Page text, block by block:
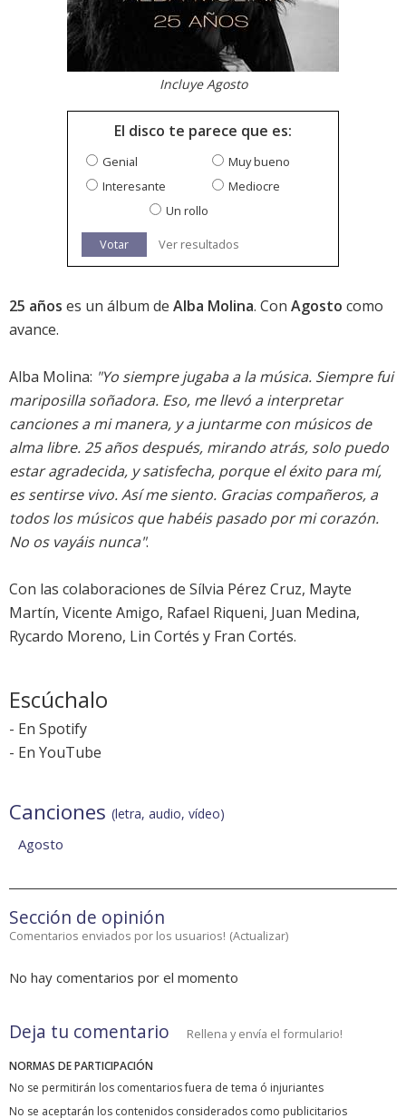
Incluye Agosto
El disco te parece que es:
Genial
Muy bueno
Interesante
Mediocre
Un rollo
Votar Ver resultados
25 años es un álbum de Alba Molina. Con Agosto como
avance.
Alba Molina: "Yo siempre jugaba a la música. Siempre fui
mariposilla soñadora. Eso, me llevó a interpretar
canciones a mi manera, y a juntarme con músicos de
alma libre. 25 años después, mirando atrás, solo puedo
estar agradecida, y satisfecha, porque el éxito para mí,
es sentirse vivo. Así me siento. Gracias compañeros, a
todos los músicos que habéis pasado por mi corazón.
No os vayáis nunca".
Con las colaboraciones de Sílvia Pérez Cruz, Mayte
Martín, Vicente Amigo, Rafael Riqueni, Juan Medina,
Rycardo Moreno, Lin Cortés y Fran Cortés.
Escúchalo
- En Spotify
- En YouTube
Canciones (letra, audio, vídeo)
Agosto
Sección de opinión
Comentarios enviados por los usuarios! (Actualizar)
No hay comentarios por el momento
Deja tu comentario Rellena y envía el formulario!
NORMAS DE PARTICIPACIÓN
No se permitirán los comentarios fuera de tema ó injuriantes
No se aceptarán los contenidos considerados como publicitarios